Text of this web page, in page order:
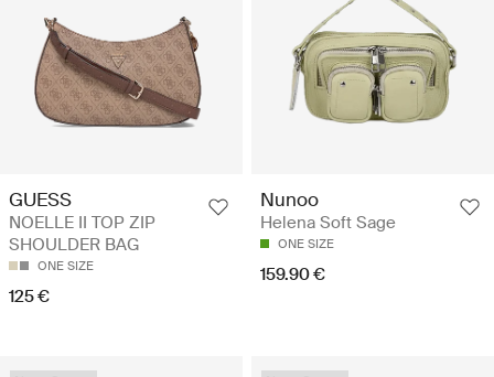
GUESS
NOELLE II TOP ZIP
SHOULDER BAG
ONE SIZE
125 €
Nunoo
Helena Soft Sage
ONE SIZE
159.90 €